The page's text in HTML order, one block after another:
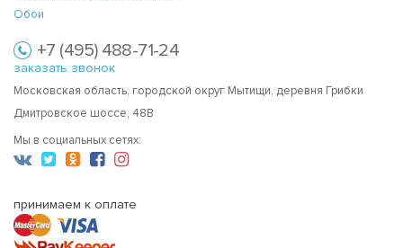
Обои
+7 (495) 488-71-24
заказать звонок
Московская область, городской округ Мытищи, деревня Грибки
Дмитровское шоссе, 48В
Мы в социальных сетях:
принимаем к оплате